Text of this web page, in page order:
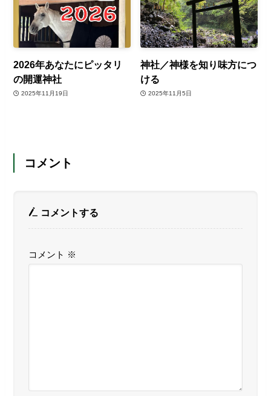
2026年あなたにピッタリ
の開運神社
2025年11月19日
神社／神様を知り味方につ
ける
2025年11月5日
コメント
コメントする
コメント ※